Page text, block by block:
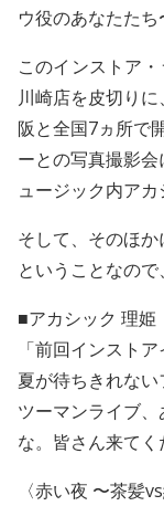
ウ役のあなたたち
このインストア
川崎店を皮切り
阪と全国7ヵ所で
ーとの写真撮影
ュージック内アカ
そして、そのほ
ということなので
■アカシック 理姫
「前回インスト
夏が待ちきれない
ツーマンライブ
な。皆さん来てく
〈赤い夜 〜茶髪